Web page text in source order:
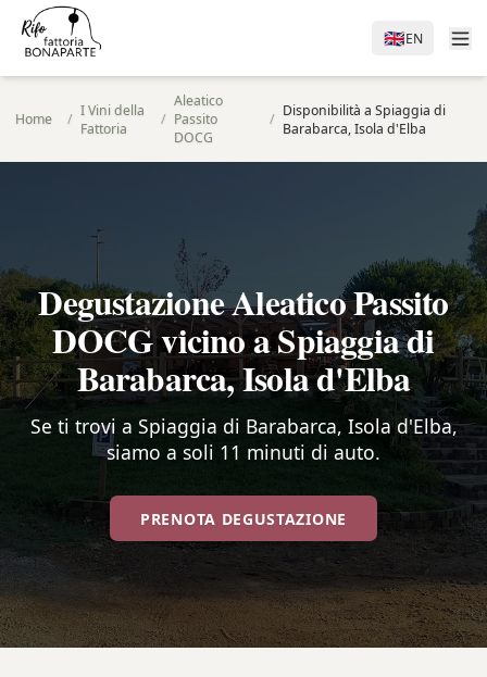
🇬🇧EN
Home / I Vini della
Fattoria
/
Aleatico
Passito
DOCG
/ Disponibilità a Spiaggia di
Barabarca, Isola d'Elba
Degustazione Aleatico Passito
DOCG vicino a Spiaggia di
Barabarca, Isola d'Elba
Se ti trovi a Spiaggia di Barabarca, Isola d'Elba,
siamo a soli 11 minuti di auto.
PRENOTA DEGUSTAZIONE